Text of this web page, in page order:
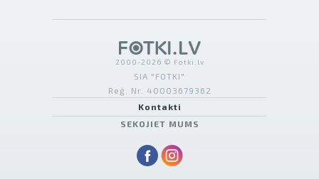
2000-2026 © Fotki.lv
SIA "FOTKI"
Reģ. Nr. 40003679362
Kontakti
SEKOJIET MUMS